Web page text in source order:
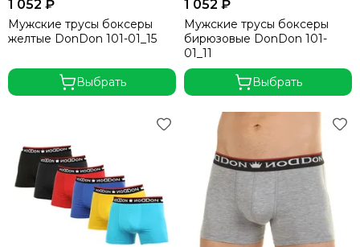
Blade
Joseph Joseph
Chillafish
Odlo
Sankom
Indefini
Clever
1 052 ₽
Мужские трусы боксеры
желтые DonDon 101-01_15
Выбрать
1 052 ₽
Мужские трусы боксеры
бирюзовые DonDon 101-
01_11
Выбрать